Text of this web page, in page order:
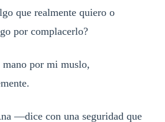
que realmente quiero o
por complacerlo?
por mi muslo,
—dice con una seguridad que